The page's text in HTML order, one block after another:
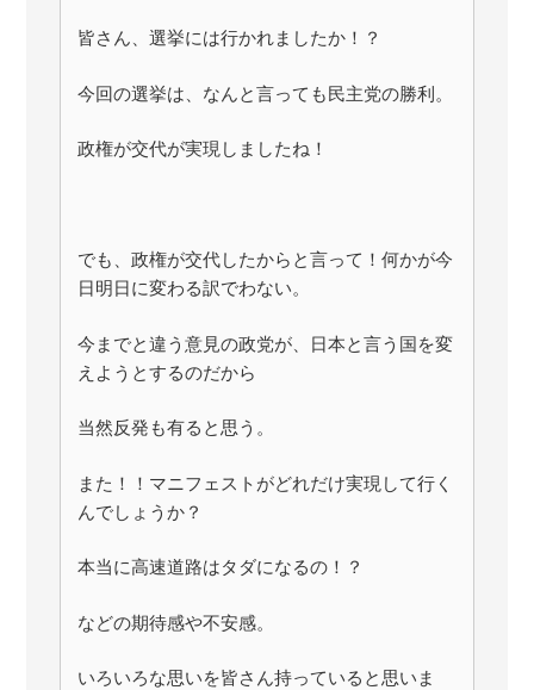
皆さん、選挙には行かれましたか！？
今回の選挙は、なんと言っても民主党の勝利。
政権が交代が実現しましたね！
でも、政権が交代したからと言って！何かが今
日明日に変わる訳でわない。
今までと違う意見の政党が、日本と言う国を変
えようとするのだから
当然反発も有ると思う。
また！！マニフェストがどれだけ実現して行く
んでしょうか？
本当に高速道路はタダになるの！？
などの期待感や不安感。
いろいろな思いを皆さん持っていると思いま